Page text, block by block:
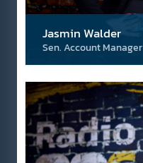
Jasmin Walder
Sen. Account Manager